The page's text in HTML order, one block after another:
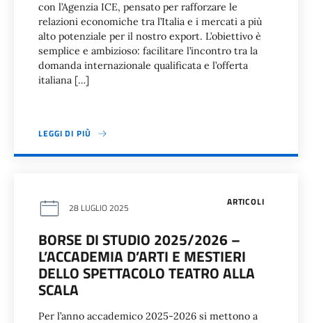
con l’Agenzia ICE, pensato per rafforzare le
relazioni economiche tra l’Italia e i mercati a più
alto potenziale per il nostro export. L’obiettivo è
semplice e ambizioso: facilitare l’incontro tra la
domanda internazionale qualificata e l’offerta
italiana […]
LEGGI DI PIÙ
ARTICOLI
28 LUGLIO 2025
BORSE DI STUDIO 2025/2026 –
L’ACCADEMIA D’ARTI E MESTIERI
DELLO SPETTACOLO TEATRO ALLA
SCALA
Per l’anno accademico 2025-2026 si mettono a